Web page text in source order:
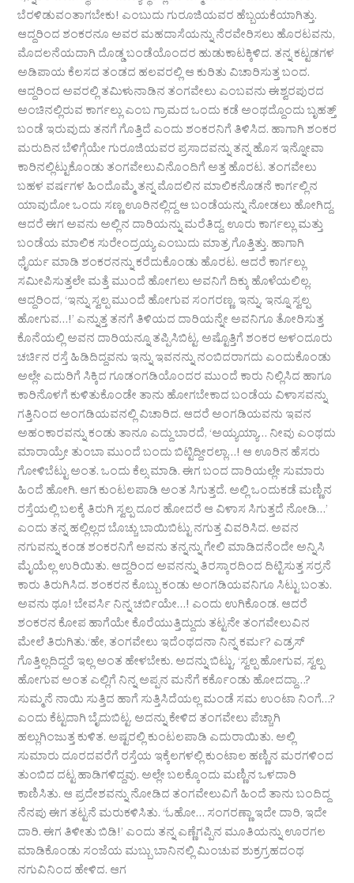
ಬೆರಳಿಡುವಂತಾಗಬೇಕು! ಎಂಬುದು ಗುರೂಜಿಯವರ ಹೆಬ್ಬಯಕೆಯಾಗಿತ್ತು.
ಆದ್ದರಿಂದ ಶಂಕರನೂ ಅವರ ಮಹದಾಸೆಯನ್ನು ನೆರವೇರಿಸಲು ಹೊರಟವನು,
ಮೊದಲನೆಯದಾಗಿ ದೊಡ್ಡ ಬಂಡೆಯೊಂದರ ಹುಡುಕಾಟಕ್ಕಿಳಿದ. ತನ್ನ ಕಟ್ಟಡಗಳ
ಅಡಿಪಾಯ ಕೆಲಸದ ತಂಡದ ಹಲವರಲ್ಲಿ ಆ ಕುರಿತು ವಿಚಾರಿಸುತ್ತ ಬಂದ.
ಆದ್ದರಿಂದ ಅವರಲ್ಲಿ ತಮಿಳುನಾಡಿನ ತಂಗವೇಲು ಎಂಬವನು ಈಶ್ವರಪುರದ
ಅಂಚಿನಲ್ಲಿರುವ ಕಾರ್ಗಲ್ಲು ಎಂಬ ಗ್ರಾಮದ ಒಂದು ಕಡೆ ಅಂಥದ್ದೊಂದು ಬೃಹತ್ತ್
ಬಂಡೆ ಇರುವುದು ತನಗೆ ಗೊತ್ತಿದೆ ಎಂದು ಶಂಕರನಿಗೆ ತಿಳಿಸಿದ. ಹಾಗಾಗಿ ಶಂಕರ
ಮರುದಿನ ಬೆಳಿಗ್ಗೆಯೇ ಗುರೂಜಿಯವರ ಪ್ರಸಾದವನ್ನು ತನ್ನ ಹೊಸ ಇನ್ನೋವಾ
ಕಾರಿನಲ್ಲಿಟ್ಟುಕೊಂಡು ತಂಗವೇಲುವಿನೊಂದಿಗೆ ಅತ್ತ ಹೊರಟ. ತಂಗವೇಲು
ಬಹಳ ವರ್ಷಗಳ ಹಿಂದೊಮ್ಮೆ ತನ್ನ ಮೊದಲಿನ ಮಾಲಿಕನೊಡನೆ ಕಾರ್ಗಲ್ಲಿನ
ಯಾವುದೋ ಒಂದು ಸಣ್ಣ ಊರಿನಲ್ಲಿದ್ದ ಆ ಬಂಡೆಯನ್ನು ನೋಡಲು ಹೋಗಿದ್ದ.
ಆದರೆ ಈಗ ಅವನು ಅಲ್ಲಿನ ದಾರಿಯನ್ನು ಮರೆತಿದ್ದ. ಊರು ಕಾರ್ಗಲ್ಲು ಮತ್ತು
ಬಂಡೆಯ ಮಾಲಿಕ ಸುರೇಂದ್ರಯ್ಯ ಎಂಬುದು ಮಾತ್ರ ಗೊತ್ತಿತ್ತು. ಹಾಗಾಗಿ
ಧೈರ್ಯ ಮಾಡಿ ಶಂಕರನನ್ನು ಕರೆದುಕೊಂಡು ಹೊರಟ. ಆದರೆ ಕಾರ್ಗಲ್ಲು
ಸಮೀಪಿಸುತ್ತಲೇ ಮತ್ತೆ ಮುಂದೆ ಹೋಗಲು ಅವನಿಗೆ ದಿಕ್ಕು ಹೊಳೆಯಲಿಲ್ಲ.
ಆದ್ದರಿಂದ, ‘ಇನ್ನು ಸ್ವಲ್ಪ ಮುಂದೆ ಹೋಗುವ ಸಂಗರಣ್ಣ. ಇನ್ನು, ಇನ್ನೂ ಸ್ವಲ್ಪ
ಹೋಗುವ…!’ ಎನ್ನುತ್ತ ತನಗೆ ತಿಳಿಯದ ದಾರಿಯನ್ನೇ ಅವನಿಗೂ ತೋರಿಸುತ್ತ
ಕೊನೆಯಲ್ಲಿ ಅವನ ದಾರಿಯನ್ನೂ ತಪ್ಪಿಸಿಬಿಟ್ಟ. ಅಷ್ಟೊತ್ತಿಗೆ ಶಂಕರ ಅಳಂದೂರು
ಚರ್ಚಿನ ರಸ್ತೆ ಹಿಡಿದಿದ್ದವನು ಇನ್ನು ಇವನನ್ನು ನಂಬಿದರಾಗದು ಎಂದುಕೊಂಡು
ಅಲ್ಲೇ ಎದುರಿಗೆ ಸಿಕ್ಕಿದ ಗೂಡಂಗಡಿಯೊಂದರ ಮುಂದೆ ಕಾರು ನಿಲ್ಲಿಸಿದ ಹಾಗೂ
ಕಾರಿನೊಳಗೆ ಕುಳಿತುಕೊಂಡೇ ತಾನು ಹೋಗಬೇಕಾದ ಬಂಡೆಯ ವಿಳಾಸವನ್ನು
ಗತ್ತಿನಿಂದ ಅಂಗಡಿಯವನಲ್ಲಿ ವಿಚಾರಿದ. ಆದರೆ ಅಂಗಡಿಯವನು ಇವನ
ಅಹಂಕಾರವನ್ನು ಕಂಡು ತಾನೂ ಎದ್ದು ಬಾರದೆ, ‘ಅಯ್ಯಯ್ಯಾ… ನೀವು ಎಂಥದು
ಮಾರಾಯ್ರೇ ತುಂಬಾ ಮುಂದೆ ಬಂದು ಬಿಟ್ಟಿದ್ದೀರಲ್ಲಾ…! ಆ ಊರಿನ ಹೆಸರು
ಗೋಳಿಬೆಟ್ಟು ಅಂತ. ಒಂದು ಕೆಲ್ಸ ಮಾಡಿ. ಈಗ ಬಂದ ದಾರಿಯಲ್ಲೇ ಸುಮಾರು
ಹಿಂದೆ ಹೋಗಿ. ಆಗ ಕುಂಟಲಪಾಡಿ ಅಂತ ಸಿಗುತ್ತದೆ. ಅಲ್ಲಿ ಒಂದುಕಡೆ ಮಣ್ಣಿನ
ರಸ್ತೆಯಲ್ಲಿ ಬಲಕ್ಕೆ ತಿರುಗಿ ಸ್ವಲ್ಪ ದೂರ ಹೋದರೆ ಆ ವಿಳಾಸ ಸಿಗುತ್ತದೆ ನೋಡಿ…’
ಎಂದು ತನ್ನ ಹಲ್ಲಿಲ್ಲದ ಬೊಚ್ಚು ಬಾಯಿಬಿಟ್ಟು ನಗುತ್ತ ವಿವರಿಸಿದ. ಅವನ
ನಗುವನ್ನು ಕಂಡ ಶಂಕರನಿಗೆ ಅವನು ತನ್ನನ್ನು ಗೇಲಿ ಮಾಡಿದನೆಂದೇ ಅನ್ನಿಸಿ
ಮೈಯೆಲ್ಲ ಉರಿಯಿತು. ಆದ್ದರಿಂದ ಅವನನ್ನು ತಿರಸ್ಕಾರದಿಂದ ದಿಟ್ಟಿಸುತ್ತ ಸರ್ರನೆ
ಕಾರು ತಿರುಗಿಸಿದ. ಶಂಕರನ ಕೊಬ್ಬು ಕಂಡು ಅಂಗಡಿಯವನಿಗೂ ಸಿಟ್ಟು ಬಂತು.
ಅವನು ಥೂ! ಬೇವರ್ಸಿ ನಿನ್ನ ಚರ್ಬಿಯೇ…! ಎಂದು ಉಗಿಕೊಂಡ. ಆದರೆ
ಶಂಕರನ ಕೋಪ ಹಾಗೆಯೇ ಕೊರೆಯುತ್ತಿದ್ದುದು ತಟ್ಟನೇ ತಂಗವೇಲುವಿನ
ಮೇಲೆ ತಿರುಗಿತು.‘ಹೇ, ತಂಗವೇಲು ಇದೆಂಥದನಾ ನಿನ್ನ ಕರ್ಮ? ಎಡ್ರಸ್
ಗೊತ್ತಿಲ್ಲದಿದ್ದರೆ ಇಲ್ಲ ಅಂತ ಹೇಳಬೇಕು. ಅದನ್ನು ಬಿಟ್ಟು, ‘ಸ್ವಲ್ಪ ಹೋಗುವ, ಸ್ವಲ್ಪ
ಹೋಗುವ ಅಂತ ಎಲ್ಲಿಗೆ ನಿನ್ನ ಅಪ್ಪನ ಮನೆಗೆ ಕರ್ಕೊಂಡು ಹೋದದ್ದಾ…?
ಸುಮ್ಮನೆ ನಾಯಿ ಸುತ್ತಿದ ಹಾಗೆ ಸುತ್ತಿಸಿದೆಯಲ್ಲ ಮಂಡೆ ಸಮ ಉಂಟಾ ನಿಂಗೆ…?
ಎಂದು ಕೆಟ್ಟದಾಗಿ ಬೈದುಬಿಟ್ಟ. ಅದನ್ನು ಕೇಳಿದ ತಂಗವೇಲು ಪೆಚ್ಚಾಗಿ
ಹಲ್ಲುಗಿಂಜುತ್ತ ಕುಳಿತ. ಅಷ್ಟರಲ್ಲಿ ಕುಂಟಲಪಾಡಿ ಎದುರಾಯಿತು. ಅಲ್ಲಿ
ಸುಮಾರು ದೂರದವರೆಗೆ ರಸ್ತೆಯ ಇಕ್ಕೆಲಗಳಲ್ಲಿ ಕುಂಟಾಲ ಹಣ್ಣಿನ ಮರಗಳಿಂದ
ತುಂಬಿದ ದಟ್ಟ ಹಾಡಿಗಳಿದ್ದವು. ಅಲ್ಲೇ ಬಲಕ್ಕೊಂದು ಮಣ್ಣಿನ ಒಳದಾರಿ
ಕಾಣಿಸಿತು. ಆ ಪ್ರದೇಶವನ್ನು ನೋಡಿದ ತಂಗವೇಲುವಿಗೆ ಹಿಂದೆ ತಾನು ಬಂದಿದ್ದ
ನೆನಪು ಈಗ ತಟ್ಟನೆ ಮರುಕಳಿಸಿತು. ‘ಓಹೋ… ಸಂಗರಣ್ಣಾ ಇದೇ ದಾರಿ, ಇದೇ
ದಾರಿ. ಈಗ ತಿಳೀತು ಬಿಡಿ!’ ಎಂದು ತನ್ನ ಎಣ್ಣೆಗಪ್ಪಿನ ಮೂತಿಯನ್ನು ಊರಗಲ
ಮಾಡಿಕೊಂಡು ಸಂಜೆಯ ಮಬ್ಬು ಬಾನಿನಲ್ಲಿ ಮಿಂಚುವ ಶುಕ್ರಗ್ರಹದಂಥ
ನಗುವಿನಿಂದ ಹೇಳಿದ. ಆಗ